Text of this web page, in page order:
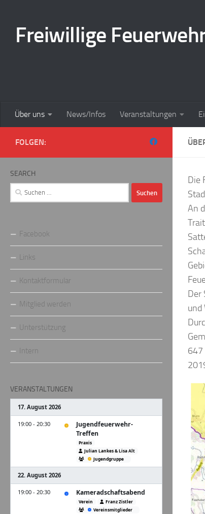
Freiwillige
Über uns News/Infos Veranstaltungen
Die
An
Der
und
647
FOLGEN:
SEARCH
Suchen
nach:
Facebook
Links
Kontaktformular
Mitglied werden
Unterstützung
Intern
VERANSTALTUNGEN